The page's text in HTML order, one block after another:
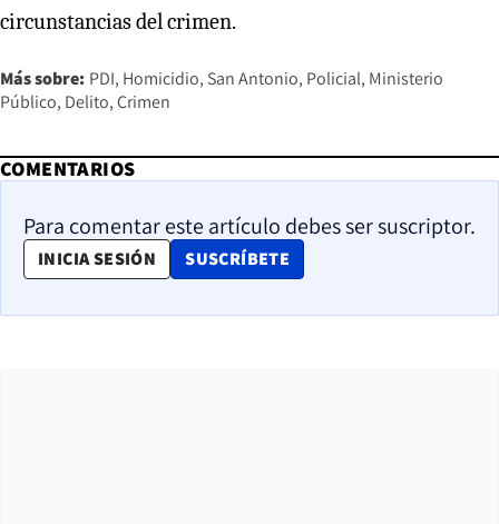
circunstancias del crimen.
Más sobre: PDI Homicidio San Antonio Policial Ministerio
Público Delito Crimen
COMENTARIOS
Para comentar este artículo debes ser suscriptor.
INICIA SESIÓN SUSCRÍBETE
OPENS IN NEW WINDOW